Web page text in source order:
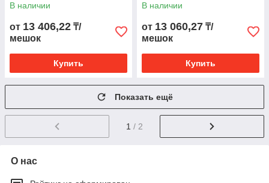
В наличии
от 13 406,22 ₸/
мешок
Купить
В наличии
от 13 060,27 ₸/
мешок
Купить
Показать ещё
1 / 2
О нас